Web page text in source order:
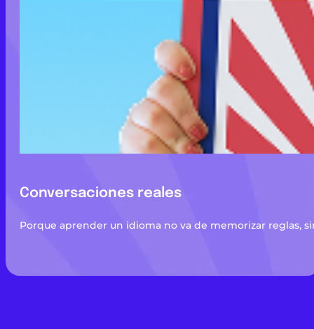
Conversaciones reales
Porque aprender un idioma no va de memorizar reglas,